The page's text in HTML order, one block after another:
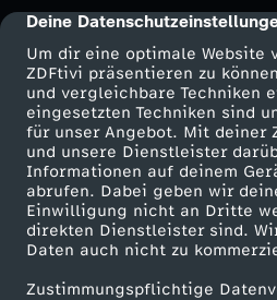
cmp-dialog-description
Deine
Um dir eine optimale Website
ZDFtivi präsentieren zu
und vergleichbare Techniken
eingesetzten Techniken sind
für unser Angebot. Mit deiner
und unsere Dienstleister
Informationen auf deinem
abrufen. Dabei geben wir
Einwilligung nicht an Dritte
direkten Dienstleister sind.
Daten auch nicht zu
Zustimmungspflichtige
n
-
Z
w
i
s
Mehr ZDF
ZDF-Apps
Smart TV
ZDFtext
Livestreams